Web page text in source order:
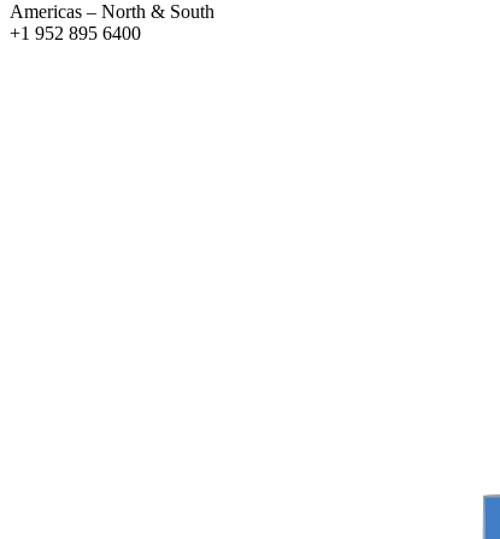
Americas – North & South
+1 952 895 6400